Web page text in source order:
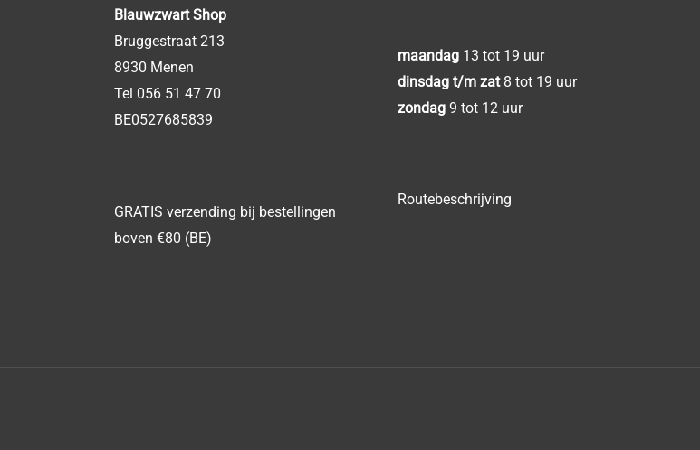
Blauwzwart Shop
Bruggestraat 213
8930 Menen
Tel 056 51 47 70
BE0527685839
GRATIS verzending bij bestellingen
boven €80 (BE)
maandag 13 tot 19 uur
dinsdag t/m zat 8 tot 19 uur
zondag 9 tot 12 uur
Routebeschrijving